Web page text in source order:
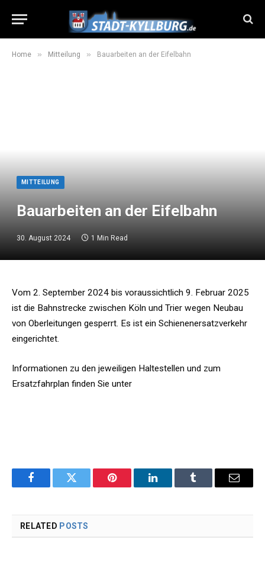
Home » Mitteilung » Bauarbeiten an der Eifelbahn
MITTEILUNG
Bauarbeiten an der Eifelbahn
30. August 2024 1 Min Read
Vom 2. September 2024 bis voraussichtlich 9. Februar 2025
ist die Bahnstrecke zwischen Köln und Trier wegen Neubau
von Oberleitungen gesperrt. Es ist ein Schienenersatzverkehr
eingerichtet.
Informationen zu den jeweiligen Haltestellen und zum
Ersatzfahrplan finden Sie unter
FacebookTwitter Pinterest LinkedInTumblr Email
RELATED POSTS